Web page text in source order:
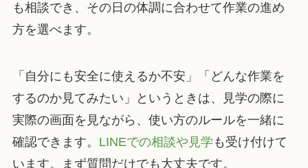
も相談でき、その日の体調に合わせて作業の進め
方を選べます。
「自分にも安全に使えるか不安」「どんな作業を
するのか見てみたい」というときは、見学の際に
実際の画面を見ながら、使い方のルールを一緒に
確認できます。 LINEでの相談や見学 も受け付けて
います。まず質問だけでも大丈夫です。